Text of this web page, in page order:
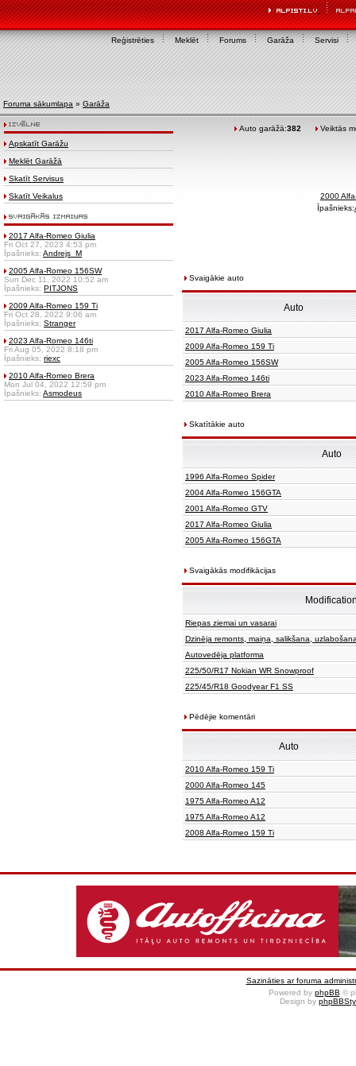
Reģistrēties Meklēt Forums Garāža Servisi
Foruma sākumlapa » Garāža
Apskatīt Garāžu
Meklēt Garāžā
Skatīt Servisus
Skatīt Veikalus
2017 Alfa-Romeo Giulia
Fri Oct 27, 2023 4:53 pm
Īpašnieks: Andrejs_M
2005 Alfa-Romeo 156SW
Sun Dec 11, 2022 10:52 am
Īpašnieks: PITJONS
2009 Alfa-Romeo 159 Ti
Fri Oct 28, 2022 9:06 am
Īpašnieks: Stranger
2023 Alfa-Romeo 146ti
Fri Aug 05, 2022 8:18 pm
Īpašnieks: riexc
2010 Alfa-Romeo Brera
Mon Jul 04, 2022 12:59 pm
Īpašnieks: Asmodeus
Auto garāžā:382 Veiktās
2000
Īpašnieks:
Svaigākie auto
Auto
2017 Alfa-Romeo Giulia
2009 Alfa-Romeo 159 Ti
2005 Alfa-Romeo 156SW
2023 Alfa-Romeo 146ti
2010 Alfa-Romeo Brera
Skatītākie auto
Auto
1996 Alfa-Romeo Spider
2004 Alfa-Romeo 156GTA
2001 Alfa-Romeo GTV
2017 Alfa-Romeo Giulia
2005 Alfa-Romeo 156GTA
Svaigākās modifikācijas
Riepas ziemai un vasarai
Dzinēja remonts, maiņa, salikšana,
Autovedēja platforma
225/50/R17 Nokian WR Snowproof
225/45/R18 Goodyear F1 SS
Pēdējie komentāri
Auto
2010 Alfa-Romeo 159 Ti
2000 Alfa-Romeo 145
1975 Alfa-Romeo A12
1975 Alfa-Romeo A12
2008 Alfa-Romeo 159 Ti
Sazināties ar foruma
Powered by phpBB ©
Design by